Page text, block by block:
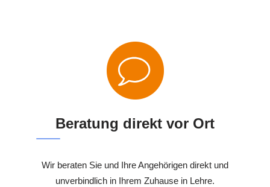
Beratung direkt vor Ort
Wir beraten Sie und Ihre Angehörigen direkt und
unverbindlich in Ihrem Zuhause in Lehre.